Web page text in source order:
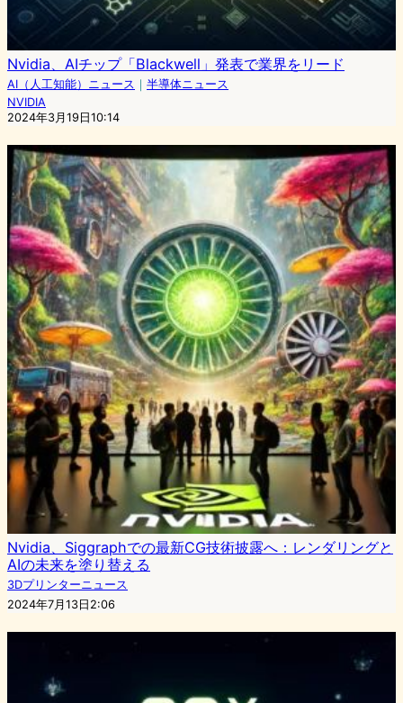
Nvidia、AIチップ「Blackwell」発表で業界をリード
AI（人工知能）ニュース ｜ 半導体ニュース
NVIDIA
2024年3月19日10:14
Nvidia、Siggraphでの最新CG技術披露へ：レンダリングと
AIの未来を塗り替える
3Dプリンターニュース
2024年7月13日2:06